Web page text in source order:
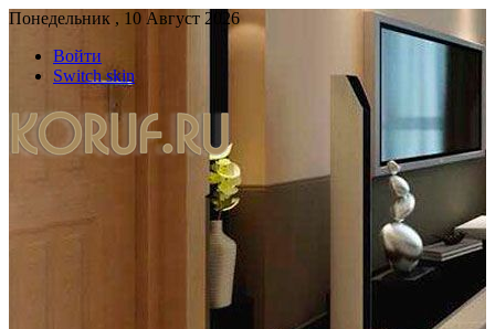
Понедельник , 10 Август 2026
Войти
Switch skin